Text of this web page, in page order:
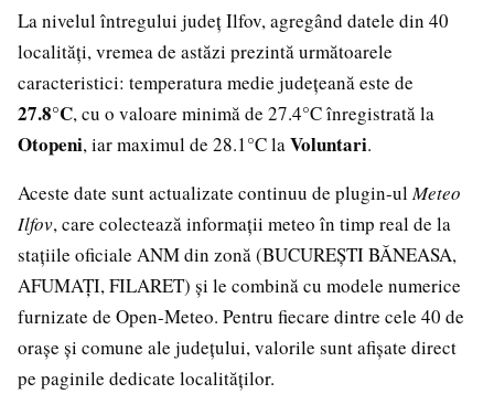
La nivelul întregului județ Ilfov, agregând datele din 40
localități, vremea de astăzi prezintă următoarele
caracteristici: temperatura medie județeană este de
27.8°C, cu o valoare minimă de 27.4°C înregistrată la
Otopeni, iar maximul de 28.1°C laVoluntari.
Aceste date sunt actualizate continuu de plugin-ulMeteo
Ilfov, care colectează informații meteo în timp real de la
stațiile oficiale ANM din zonă (BUCUREȘTI BĂNEASA,
AFUMAȚI, FILARET) și le combină cu modele numerice
furnizate de Open-Meteo. Pentru fiecare dintre cele 40 de
orașe și comune ale județului, valorile sunt afișate direct
pe paginile dedicate localităților.